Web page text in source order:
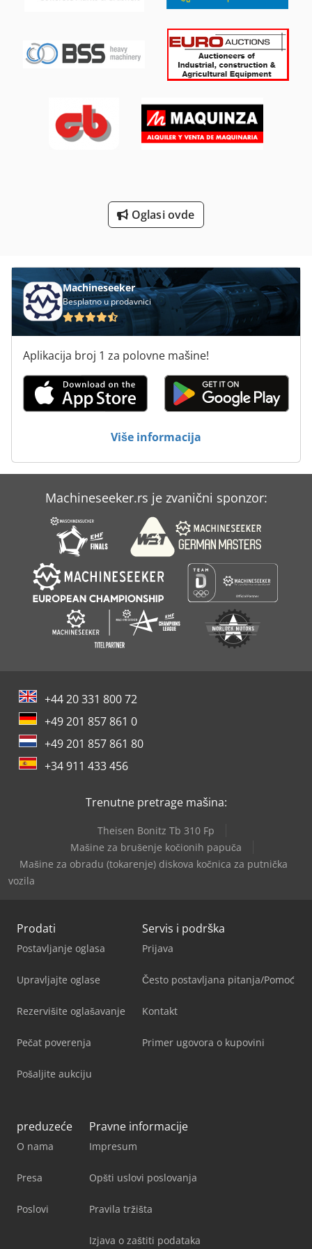
Od Prskanja
Univerzalna Mašina Za Brušenje
Univerzalna Mašina Za Udaranje
Unutrašnja Nit Mašina Za Rezanje
Vertikalna Mašina Za Bušenje
Oglasi ovde
Machineseeker
Besplatno u prodavnici
Aplikacija broj 1 za polovne mašine!
Više informacija
Machineseeker.rs je zvanični sponzor:
+44 20 331 800 72
+49 201 857 861 0
+49 201 857 861 80
+34 911 433 456
Trenutne pretrage mašina:
Theisen Bonitz Tb 310 Fp
Mašine za brušenje kočionih papuča
Mašine za obradu (tokarenje) diskova kočnica za putnička
vozila
Prodati
Postavljanje oglasa
Upravljajte oglase
Rezervišite oglašavanje
Pečat poverenja
Pošaljite aukciju
Servis i podrška
Prijava
Često postavljana pitanja/Pomoć
Kontakt
Primer ugovora o kupovini
preduzeće
O nama
Presa
Poslovi
Pravne informacije
Impresum
Opšti uslovi poslovanja
Pravila tržišta
Izjava o zaštiti podataka